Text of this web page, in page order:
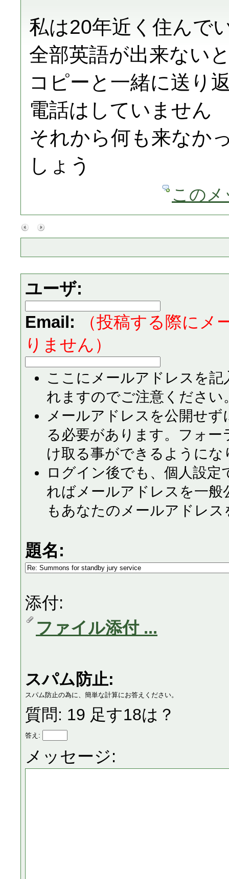
私は20年近く住んで
全部英語が出来ない
コピーと一緒に送り
電話はしていません
それから何も来なか
しょう
この
ユーザ:
Email:
（投稿する際に
りません）
ここにメールアドレスを
れますのでご注意ください
メールアドレスを公開せ
る必要があります。フォ
け取る事ができるようにな
ログイン後でも、個人設
ればメールアドレスを一
もあなたのメールアドレ
題名:
添付:
ファイル添付 ...
スパム防止:
スパム防止の為に、簡単な計算にお答えください。
質問: 19 足す18は？
答え:
メッセージ: